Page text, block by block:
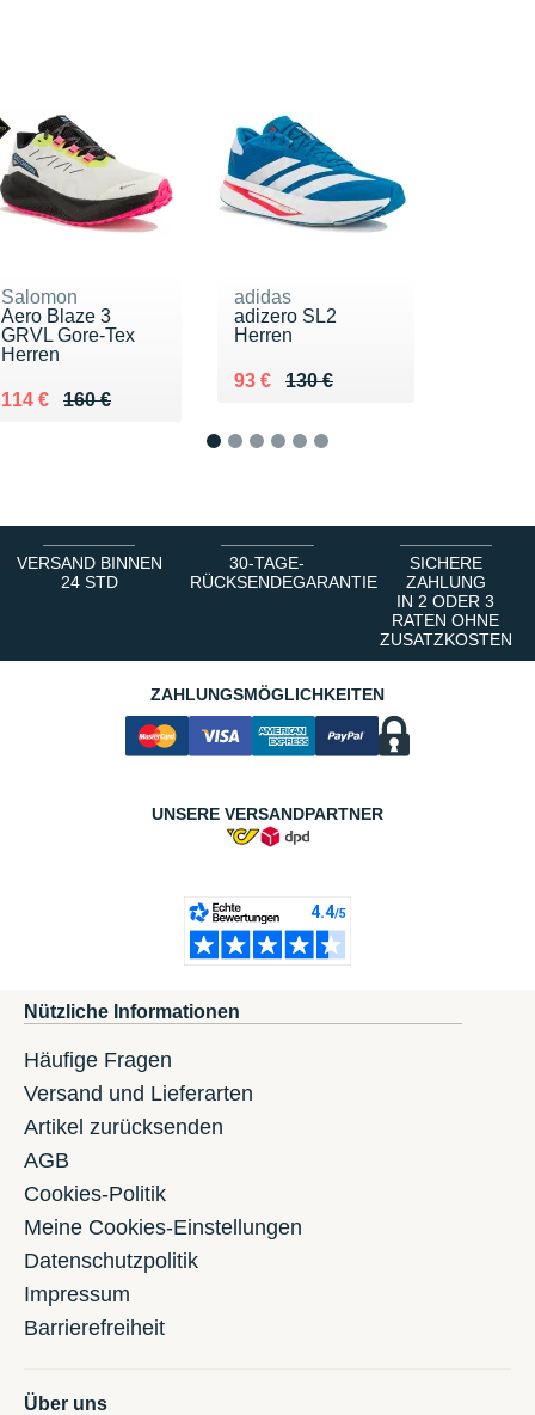
Salomon
Aero Blaze 3
GRVL Gore-Tex
Herren
160 €
Au lieu de 160 €
114 €
Vendu 114 €
adidas
adizero SL2
Herren
130 €
Au lieu de 130 €
93 €
Vendu 93 €
VERSAND BINNEN
24 STD
30-TAGE-
RÜCKSENDEGARANTIE
SICHERE
ZAHLUNG
IN 2 ODER 3
RATEN OHNE
ZUSATZKOSTEN
ZAHLUNGSMÖGLICHKEITEN
UNSERE VERSANDPARTNER
Nützliche Informationen
Häufige Fragen
Versand und Lieferarten
Artikel zurücksenden
AGB
Cookies-Politik
Meine Cookies-Einstellungen
Datenschutzpolitik
Impressum
Barrierefreiheit
Über uns